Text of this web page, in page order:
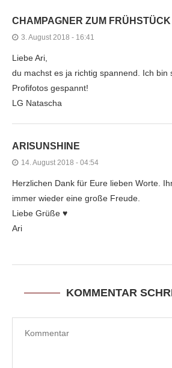
CHAMPAGNER ZUM FRÜHSTÜCK
3. August 2018 - 16:41
Liebe Ari,
du machst es ja richtig spannend. Ich bin
Profifotos gespannt!
LG Natascha
ARISUNSHINE
14. August 2018 - 04:54
Herzlichen Dank für Eure lieben Worte.
immer wieder eine große Freude.
Liebe Grüße ♥
Ari
KOMMENTAR